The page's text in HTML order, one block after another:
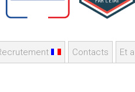
- Département composante)
Contacts Et